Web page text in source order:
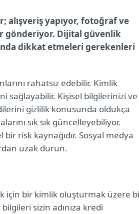
alışveriş yapıyor, fotoğraf ve
gönderiyor. Dijital güvenlik
dikkat etmeleri gerekenleri
rahatsız edebilir. Kimlik
sağlayabilir. Kişisel bilgilerinizi ve
gizlilik konusunda oldukça
sık sık güncelleyebiliyor.
risk kaynağıdır. Sosyal medya
uzak durun.
için bir kimlik oluşturmak üzere
sizin adınıza kredi